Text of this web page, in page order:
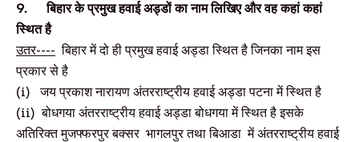
9.
बिहार के प्रमुख हवाई अड्डों का नाम लिखिए और वह कहां कहां
स्थित है
उतर---- बिहार में दो ही प्रमुख हवाई अड्डा स्थित है जिनका नाम इस
प्रकार से है
(i)
जय प्रकाश नारायण अंतरराष्ट्रीय हवाई अड्डा पटना में स्थित है
(ii) बोधगया अंतरराष्ट्रीय हवाई अड्डा बोधगया में स्थित है इसके
अतिरिक्त मुजफ्फरपुर बक्सर भागलपुर तथा बिआडा में अंतरराष्ट्रीय हवाई